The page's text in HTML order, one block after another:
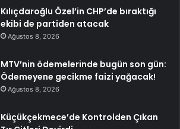
Kılıçdaroğlu Özel’in CHP’de bıraktığı
ekibi de partiden atacak
Ağustos 8, 2026
MTV’nin ödemelerinde bugün son gün:
Ödemeyene gecikme faizi yağacak!
Ağustos 8, 2026
Küçükçekmece’de Kontrolden Çıkan